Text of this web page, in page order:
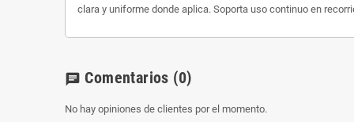
clara y uniforme donde aplica. Soporta uso continuo en
chat Comentarios (0)
No hay opiniones de clientes por el momento.